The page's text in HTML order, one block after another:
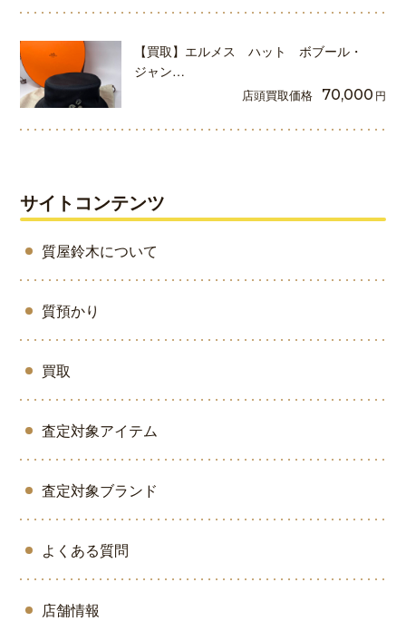
【買取】エルメス ハット ボブール・
ジャン…
店頭買取価格 70,000 円
サイトコンテンツ
質屋鈴木について
質預かり
買取
査定対象アイテム
査定対象ブランド
よくある質問
店舗情報